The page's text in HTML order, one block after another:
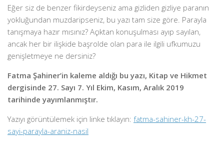
Eğer siz de benzer fikirdeyseniz ama gizliden gizliye paranın
yokluğundan muzdaripseniz, bu yazı tam size göre. Parayla
tanışmaya hazır mısınız? Açıktan konuşulması ayıp sayılan,
ancak her bir ilişkide başrolde olan para ile ilgili ufkumuzu
genişletmeye ne dersiniz?
Fatma Şahiner’in kaleme aldığı bu yazı, Kitap ve Hikmet
dergisinde 27. Sayı 7. Yıl Ekim, Kasım, Aralık 2019
tarihinde yayımlanmıştır.
Yazıyı görüntülemek için linke tıklayın: fatma-sahiner-kh-27-
sayi-parayla-araniz-nasil